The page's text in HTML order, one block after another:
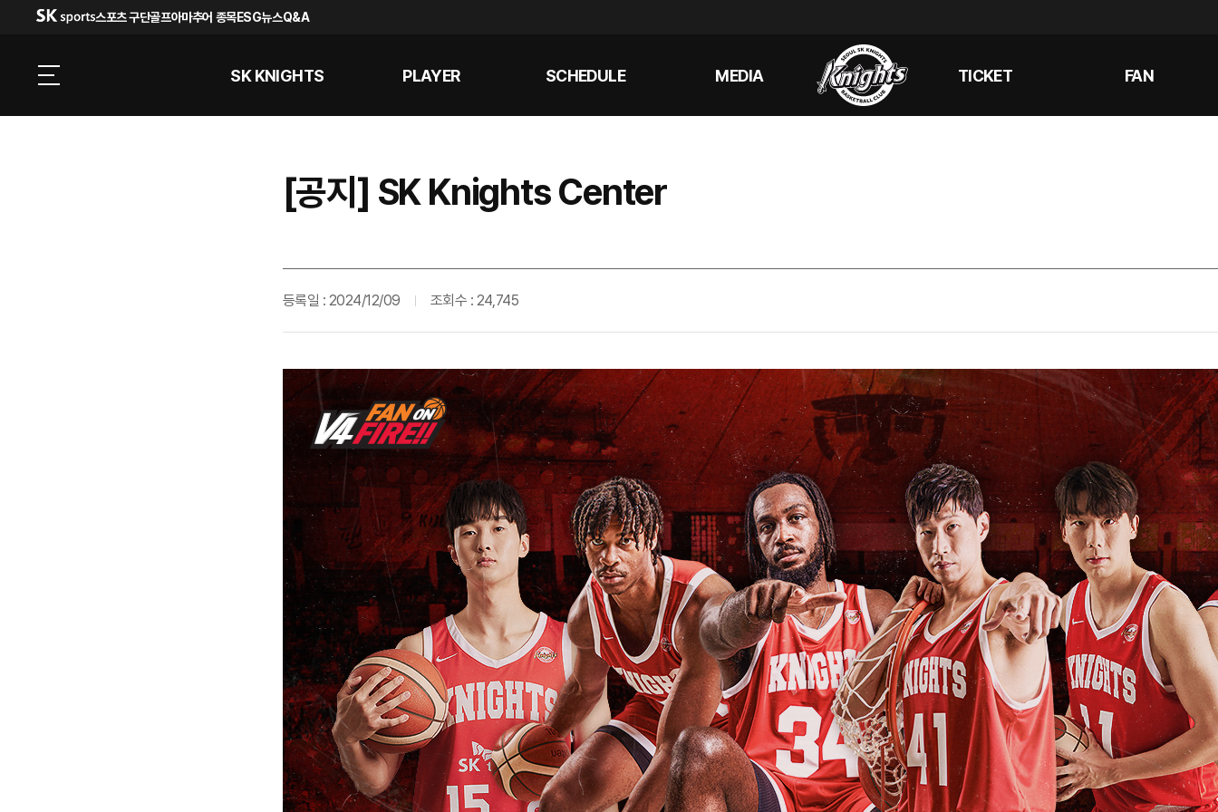
스포츠 구단골프아마추어 종목ESG뉴스Q&A
SK KNIGHTS PLAYER SCHEDULE MEDIA TICKET FAN
[공지] SK Knights Center
등록일 : 2024/12/09 조회수 : 24,745